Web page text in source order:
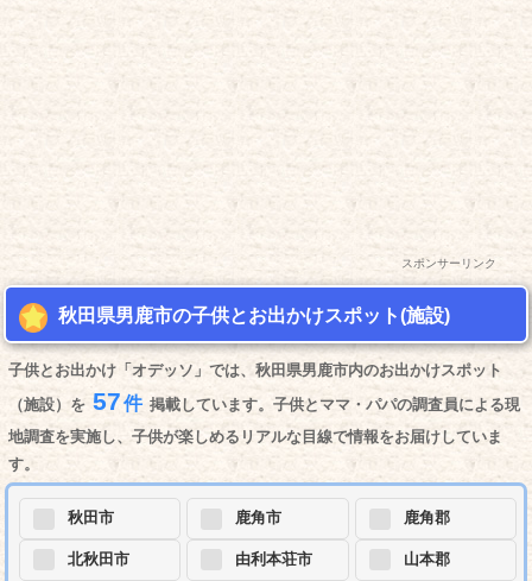
スポンサーリンク
秋田県男鹿市の子供とお出かけスポット(施設)
子供とお出かけ「オデッソ」では、秋田県男鹿市内のお出かけスポット
（施設）を 57件 掲載しています。子供とママ・パパの調査員による現
地調査を実施し、子供が楽しめるリアルな目線で情報をお届けしていま
す。
秋田市
北秋田市
鹿角市
由利本荘市
鹿角郡
山本郡